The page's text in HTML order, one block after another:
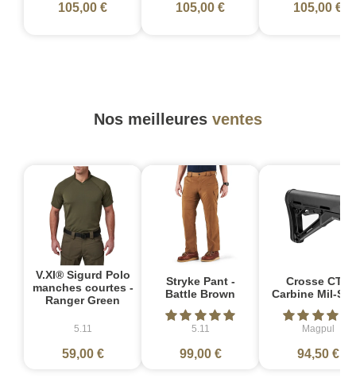
105,00 € 105,00 € 105,00 €
Nos meilleures ventes
V.XI® Sigurd Polo
manches courtes -
Ranger Green
5.11
59,00 €
Stryke Pant -
Battle Brown
5.11
99,00 €
Crosse CTR
Carbine Mil-
Magpul
94,50 €